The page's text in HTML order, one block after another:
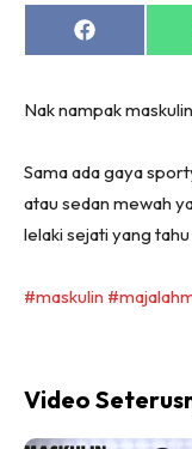
Share
on
Nak nampak
Sama ada gaya
atau sedan mewah
lelaki sejati yang
#maskulin
Video